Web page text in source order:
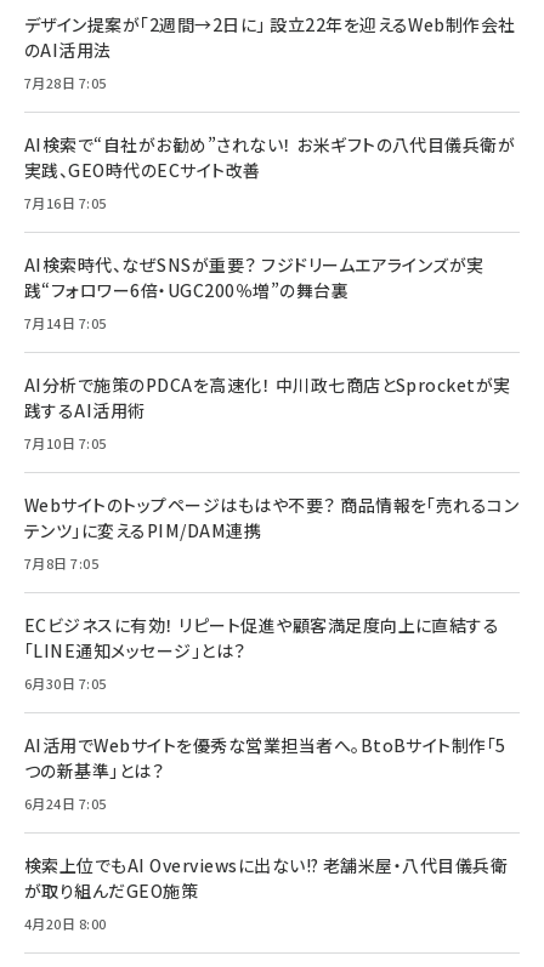
デザイン提案が「2週間→2日に」 設立22年を迎えるWeb制作会社
のAI活用法
7月28日 7:05
AI検索で“自社がお勧め”されない！ お米ギフトの八代目儀兵衛が
実践、GEO時代のECサイト改善
7月16日 7:05
AI検索時代、なぜSNSが重要？ フジドリームエアラインズが実
践“フォロワー6倍・UGC200％増”の舞台裏
7月14日 7:05
AI分析で施策のPDCAを高速化！ 中川政七商店とSprocketが実
践するAI活用術
7月10日 7:05
Webサイトのトップページはもはや不要？ 商品情報を「売れるコン
テンツ」に変えるPIM/DAM連携
7月8日 7:05
ECビジネスに有効！ リピート促進や顧客満足度向上に直結する
「LINE通知メッセージ」とは？
6月30日 7:05
AI活用でWebサイトを優秀な営業担当者へ。BtoBサイト制作「5
つの新基準」とは？
6月24日 7:05
検索上位でもAI Overviewsに出ない!? 老舗米屋・八代目儀兵衛
が取り組んだGEO施策
4月20日 8:00